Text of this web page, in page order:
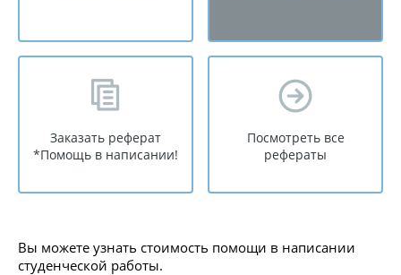
Заказать реферат
*Помощь в написании!
Посмотреть все
рефераты
Вы можете узнать стоимость помощи в написании
студенческой работы.